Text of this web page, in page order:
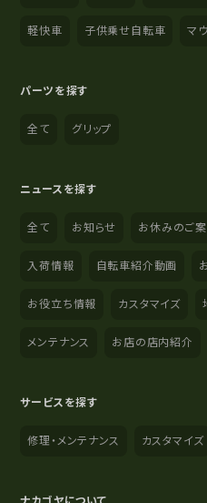
軽快車 子供乗せ自転車 マ
パーツを探す
全て グリップ
ニュースを探す
全て お知らせ お休みのご
入荷情報 自転車紹介動画
お役立ち情報 カスタマイズ
メンテナンス お店の店内紹介
サービスを探す
修理・メンテナンス カスタマイズ